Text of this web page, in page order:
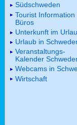
Südschweden
Tourist Information
Büros
Unterkunft im
Urlaub in
Veranstaltungs-
Kalender
Webcams in
Wirtschaft